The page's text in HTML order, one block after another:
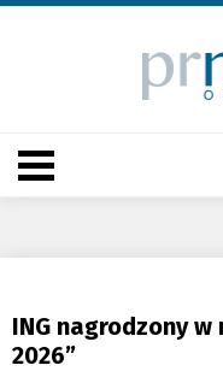
ING nagrodzony w
2026”